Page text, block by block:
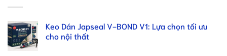
Keo Dán Japseal V-BOND V1: Lựa chọn tối ưu
cho nội thất